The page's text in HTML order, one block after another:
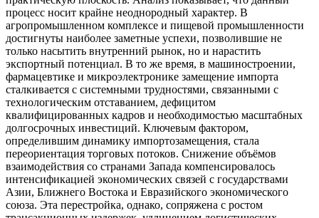
процесс носит крайне неоднородный характер. В
агропромышленном комплексе и пищевой промышленности
достигнуты наиболее заметные успехи, позволившие не
только насытить внутренний рынок, но и нарастить
экспортный потенциал. В то же время, в машиностроении,
фармацевтике и микроэлектронике замещение импорта
сталкивается с системными трудностями, связанными с
технологическим отставанием, дефицитом
квалифицированных кадров и необходимостью масштабных
долгосрочных инвестиций. Ключевым фактором,
определившим динамику импортозамещения, стала
переориентация торговых потоков. Снижение объёмов
взаимодействия со странами Запада компенсировалось
интенсификацией экономических связей с государствами
Азии, Ближнего Востока и Евразийского экономического
союза. Эта перестройка, однако, сопряжена с ростом